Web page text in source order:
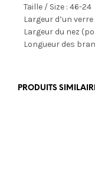
Taille / Size : 46-24
Largeur d’un
Largeur du nez
Longueur des
PRODUITS